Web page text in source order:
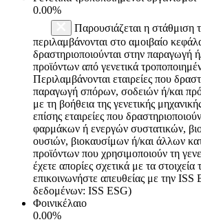
0.00%
Παρουσιάζεται η στάθμιση
περιλαμβάνονται στο αμοιβαίο
δραστηριοποιούνται στην παραγωγή
προϊόντων από γενετικά
Περιλαμβάνονται εταιρείες που
παραγωγή σπόρων, σοδειών ή/και
με τη βοήθεια της γενετικής
επίσης εταιρείες που
φαρμάκων ή ενεργών συστατικών,
ουσιών, βιοκαυσίμων ή/και άλλων
προϊόντων που χρησιμοποιούν τη
έχετε απορίες σχετικά με τα στοιχεία
επικοινωνήστε απευθείας με την
δεδομένων: ISS ESG)
Φοινικέλαιο
0.00%